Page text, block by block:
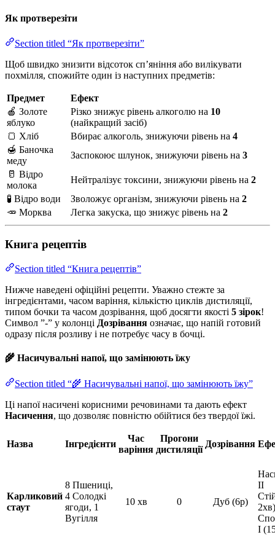
Як протверезіти
Section titled “Як протверезіти”
Щоб швидко знизити відсоток сп’яніння або вилікувати
похмілля, спожийте один із наступних предметів:
Предмет
Ефект
🍎 Золоте
яблуко
Різко знижує рівень алкоголю на 10
(найкращий засіб)
🍞 Хліб
Вбирає алкоголь, знижуючи рівень на 4
🍯 Баночка
меду
Заспокоює шлунок, знижуючи рівень на 3
🥛 Відро
молока
Нейтралізує токсини, знижуючи рівень на 2
🧪 Відро води
Зволожує організм, знижуючи рівень на 2
🥕 Морква
Легка закуска, що знижує рівень на 2
Книга рецептів
Section titled “Книга рецептів”
Нижче наведені офіційні рецепти. Уважно стежте за
інгредієнтами, часом варіння, кількістю циклів дистиляції,
типом бочки та часом дозрівання, щоб досягти якості 5 зірок!
Символ ”-” у колонці Дозрівання означає, що напій готовий
одразу після розливу і не потребує часу в бочці.
🌾 Насичувальні напої, що замінюють їжу
Section titled “🌾 Насичувальні напої, що замінюють їжу”
Ці напої насичені корисними речовинами та дають ефект
Насичення, що дозволяє повністю обійтися без твердої їжі.
Назва Інгредієнти
Час
варіння
Прогони
дистиляції
Дозрівання
Карликовий
стаут
8 Пшениці,
4 Солодкі
ягоди, 1
Вугілля
10 хв 0 Дуб (6р)
II
2хв)
I